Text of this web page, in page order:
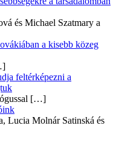
és Michael Szatmary a
a kisebb közeg
feltérképezni a
[…]
Lucia Molnár Satinská és